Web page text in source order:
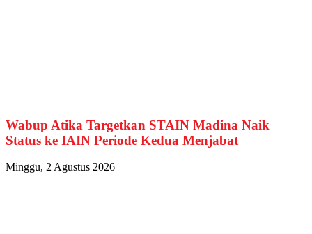
Wabup Atika Targetkan STAIN Madina Naik
Status ke IAIN Periode Kedua Menjabat
Minggu, 2 Agustus 2026